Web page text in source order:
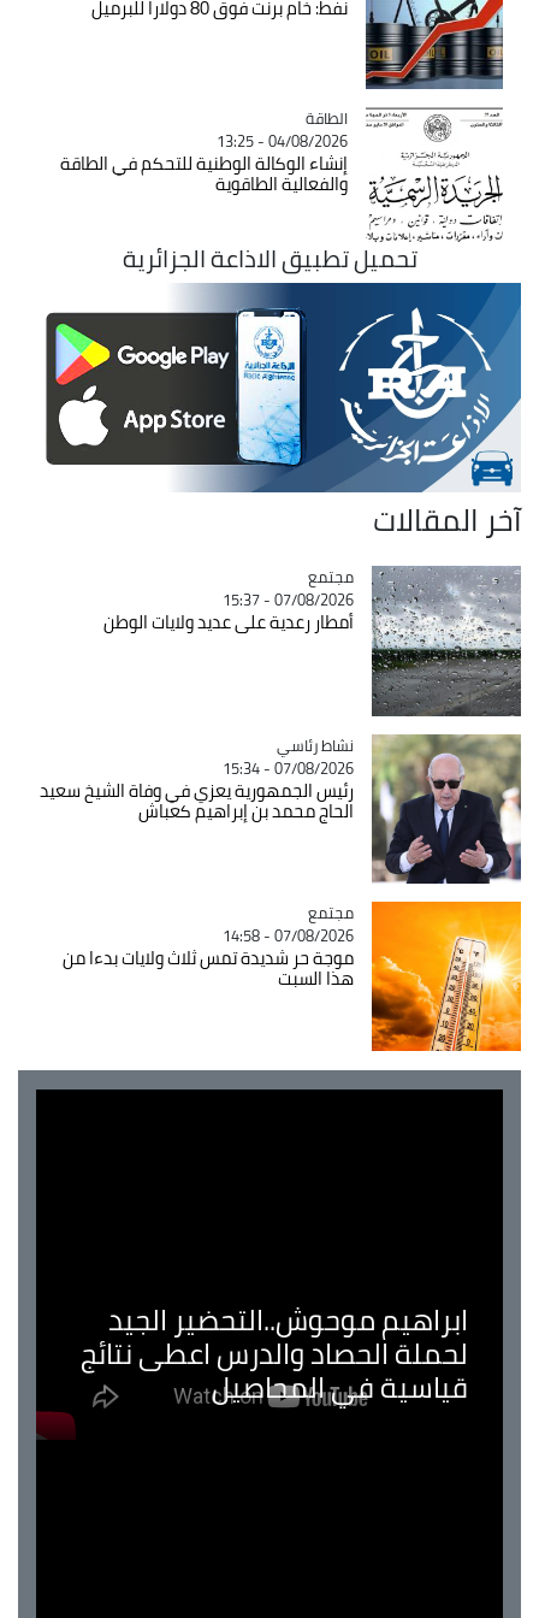
نفط: خام برنت فوق 80 دولارا للبرميل
Catégorie
الطاقة
04/08/2026 - 13:25
إنشاء الوكالة الوطنية للتحكم في الطاقة
والفعالية الطاقوية
تحميل تطبيق الاذاعة الجزائرية
آخر المقالات
Catégorie
مجتمع
07/08/2026 - 15:37
أمطار رعدية على عديد ولايات الوطن
Catégorie
نشاط رئاسي
07/08/2026 - 15:34
رئيس الجمهورية يعزي في وفاة الشيخ سعيد
الحاج محمد بن إبراهيم كعباش
Catégorie
مجتمع
07/08/2026 - 14:58
موجة حر شديدة تمس ثلاث ولايات بدءا من
هذا السبت
ابراهيم موحوش..التحضير الجيد
لحملة الحصاد والدرس اعطى نتائج
قياسية في المحاصيل